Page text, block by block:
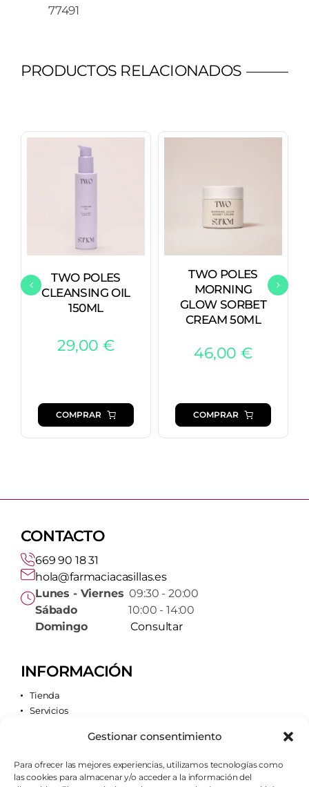
Gestionar consentimiento
Para ofrecer las mejores experiencias, utilizamos tecnologías como
las cookies para almacenar y/o acceder a la información del
77491
PRODUCTOS RELACIONADOS
TWO POLES
CLEANSING OIL
150ML
29,00 €
COMPRAR
TWO POLES
MORNING
GLOW SORBET
CREAM 50ML
46,00 €
COMPRAR
CONTACTO
669 90 18 31
hola@farmaciacasillas.es
Lunes - Viernes 09:30 - 20:00
Sábado10:00 - 14:00
Domingo
Consultar
INFORMACIÓN
Tienda
Servicios
Quiénes somos